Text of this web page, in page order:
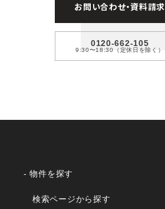
お問い合わせ・資料請求
0120-662-105
9:30〜18:30（定休日を除く）
- 物件を探す
検索ページから探す